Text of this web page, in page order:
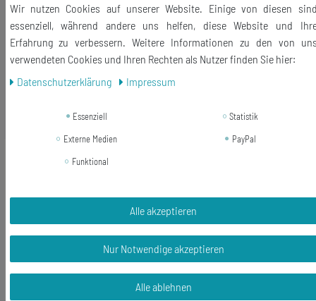
Lieferumfang: 1 Anhänger mit Karabiner
Ähnliche Artikel
Delfin Charm Miniblings Anhänger
12,99 €
10,79 € *
In den Warenkorb
Wir nutzen Cookies auf unserer Website. Einige von diesen
essenziell, während andere uns helfen, diese Website und
Erfahrung zu verbessern. Weitere Informationen zu den von
verwendeten Cookies und Ihren Rechten als Nutzer finden Sie hier:
Daten­schutz­erklärung
Impressum
Essenziell
Statistik
Externe Medien
PayPal
Funktional
Alle akzeptieren
Nur Notwendige akzeptieren
Alle ablehnen